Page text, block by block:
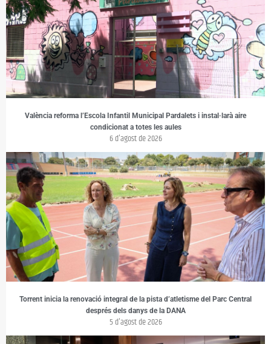
València reforma l’Escola Infantil Municipal Pardalets i instal·larà aire
condicionat a totes les aules
6 d'agost de 2026
Torrent inicia la renovació integral de la pista d’atletisme del Parc Central
després dels danys de la DANA
5 d'agost de 2026